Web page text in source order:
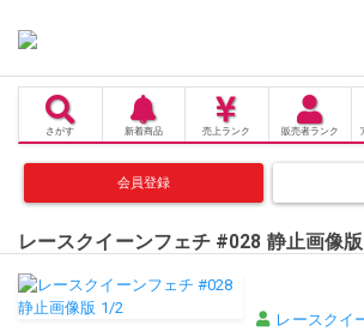
さがす 新着商品 売上 ランク 販売者ランク
会員登録
レースクイーンフェチ #028 静止画像
レースクイ